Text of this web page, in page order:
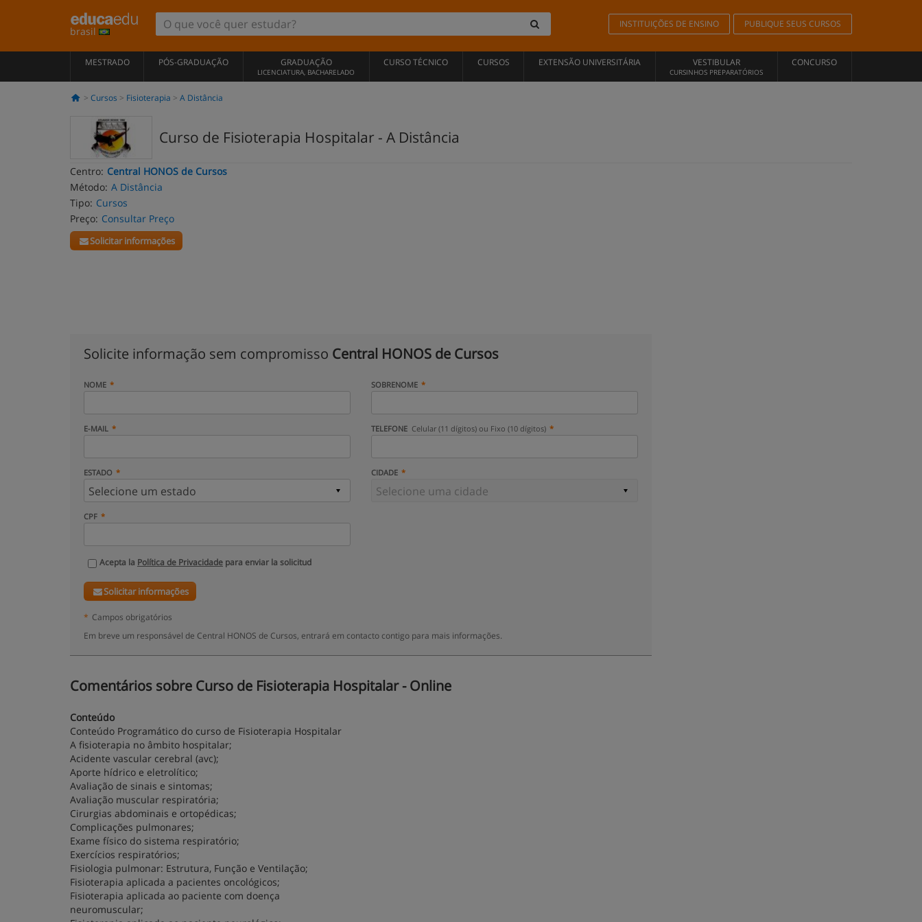
brasil
INSTITUIÇÕES DE ENSINO PUBLIQUE SEUS CURSOS
MESTRADO PÓS-GRADUAÇÃO GRADUAÇÃO
LICENCIATURA, BACHARELADO
CURSO TÉCNICO CURSOS EXTENSÃO UNIVERSITÁRIA VESTIBULAR
CURSINHOS PREPARATÓRIOS
CONCURSO
Cursos Fisioterapia A Distância
Curso de Fisioterapia Hospitalar - A Distância
Centro: Central HONOS de Cursos
Método: A Distância
Tipo: Cursos
Preço: Consultar Preço
Solicitar informações
Solicite informação sem compromisso Central HONOS de Cursos
NOME SOBRENOME
E-MAIL TELEFONE Celular (11 dígitos) ou Fixo (10 dígitos)
ESTADO CIDADE
CPF
Acepta la Política de Privacidade para enviar la solicitud
Solicitar informações
* Campos obrigatórios
Em breve um responsável de Central HONOS de Cursos, entrará em contacto contigo para mais informações.
Comentários sobre Curso de Fisioterapia Hospitalar - Online
Conteúdo
Conteúdo Programático do curso de Fisioterapia Hospitalar
A fisioterapia no âmbito hospitalar;
Acidente vascular cerebral (avc);
Aporte hídrico e eletrolítico;
Avaliação de sinais e sintomas;
Avaliação muscular respiratória;
Cirurgias abdominais e ortopédicas;
Complicações pulmonares;
Exame físico do sistema respiratório;
Exercícios respiratórios;
Fisiologia pulmonar: Estrutura, Função e Ventilação;
Fisioterapia aplicada a pacientes oncológicos;
Fisioterapia aplicada ao paciente com doença
neuromuscular;